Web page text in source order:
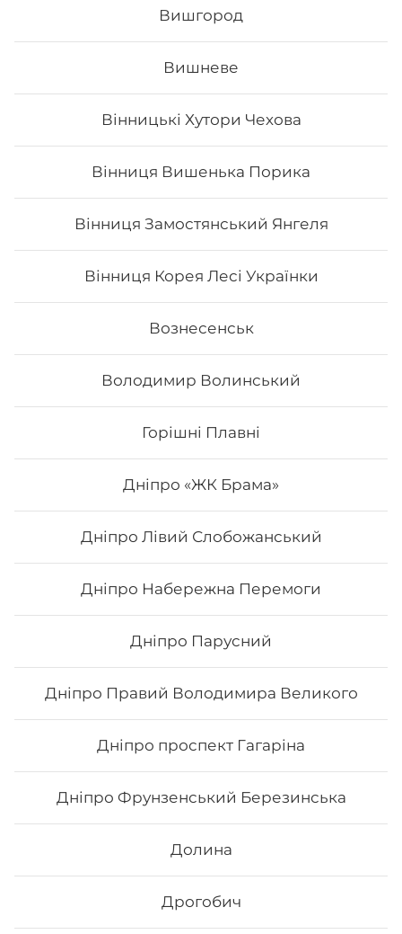
Вишгород
Вишневе
Вінницькі Хутори Чехова
Вінниця Вишенька Порика
Вінниця Замостянський Янгеля
Вінниця Корея Лесі Українки
Вознесенськ
Володимир Волинський
Горішні Плавні
Дніпро «ЖК Брама»
Дніпро Лівий Слобожанський
Дніпро Набережна Перемоги
Дніпро Парусний
Дніпро Правий Володимира Великого
Дніпро проспект Гагаріна
Дніпро Фрунзенський Березинська
Долина
Дрогобич
Чіз сет
Вага: 960 г Склад: макі філа, філадельфія класік з
₴
Сет "Від Шефа"
Вага: 1450 г Склад: рол гриль голд, авокадо рол з